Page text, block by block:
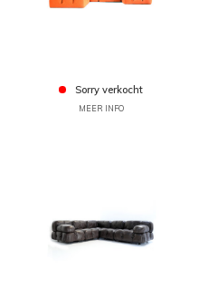
Sorry verkocht
MEER INFO